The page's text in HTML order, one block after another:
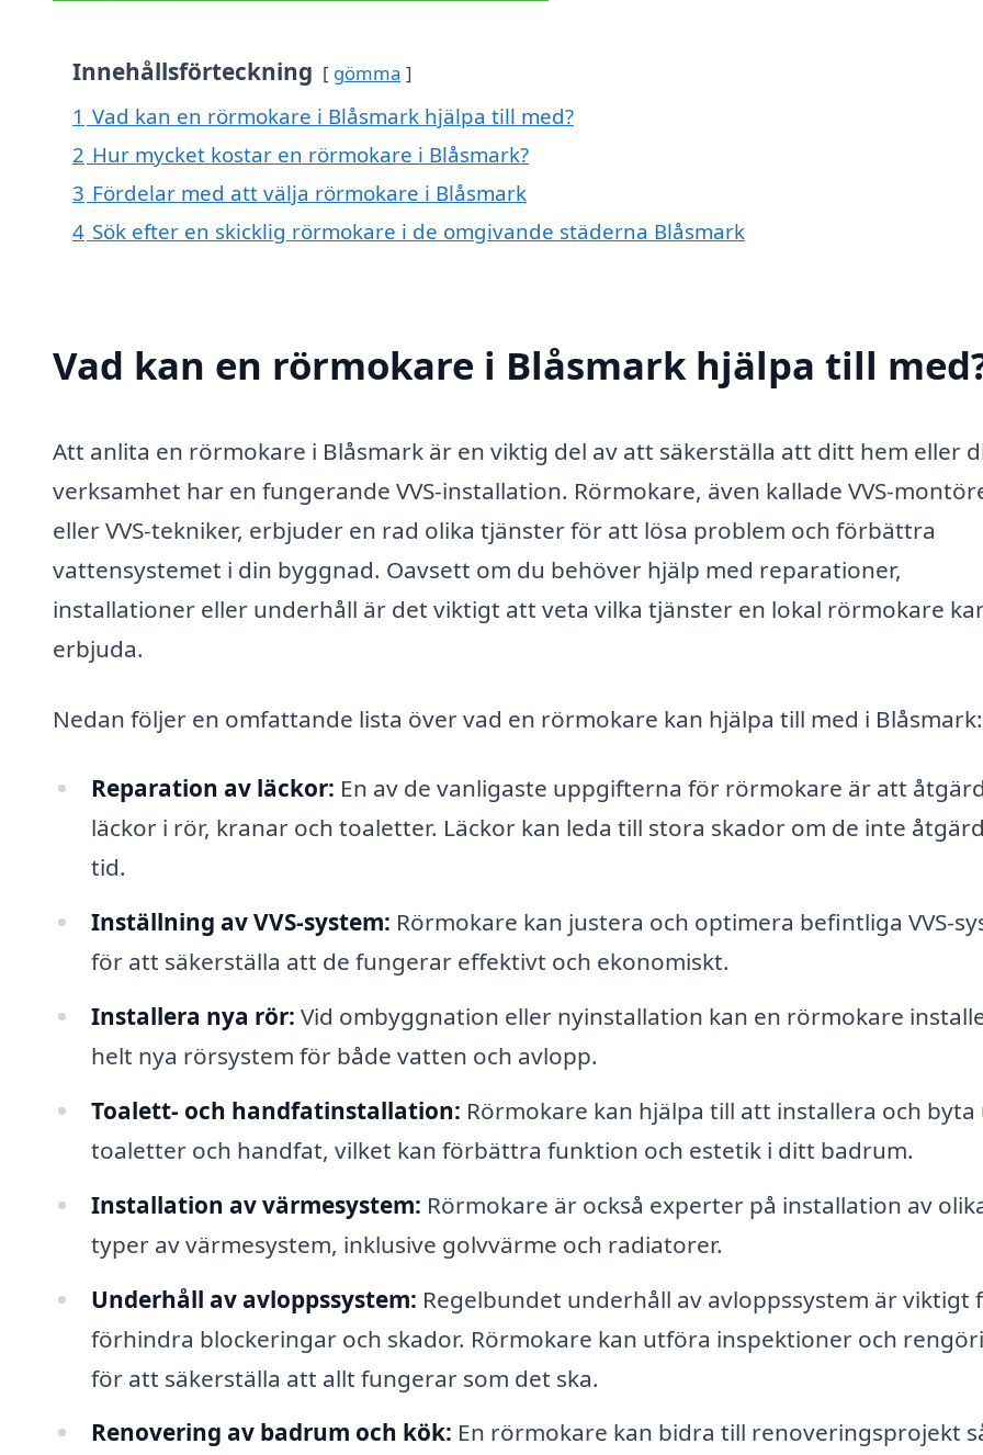
Innehållsförteckning gömma
1 Vad kan en rörmokare i Blåsmark hjälpa till med?
2 Hur mycket kostar en rörmokare i Blåsmark?
3 Fördelar med att välja rörmokare i Blåsmark
4 Sök efter en skicklig rörmokare i de omgivande städerna Blåsmark
Vad kan en rörmokare i Blåsmark hjälpa till
Att anlita en rörmokare i Blåsmark är en viktig del av att säkerställa att ditt hem eller
verksamhet har en fungerande VVS-installation. Rörmokare, även kallade VVS-
eller VVS-tekniker, erbjuder en rad olika tjänster för att lösa problem och förbättra
vattensystemet i din byggnad. Oavsett om du behöver hjälp med reparationer,
installationer eller underhåll är det viktigt att veta vilka tjänster en lokal rörmokare
erbjuda.
Nedan följer en omfattande lista över vad en rörmokare kan hjälpa till med i Blåsmark:
Reparation av läckor: En av de vanligaste uppgifterna för rörmokare är att
läckor i rör, kranar och toaletter. Läckor kan leda till stora skador om de inte
tid.
Inställning av VVS-system: Rörmokare kan justera och optimera befintliga VVS-
för att säkerställa att de fungerar effektivt och ekonomiskt.
Installera nya rör: Vid ombyggnation eller nyinstallation kan en rörmokare
helt nya rörsystem för både vatten och avlopp.
Toalett- och handfatinstallation: Rörmokare kan hjälpa till att installera och byta
toaletter och handfat, vilket kan förbättra funktion och estetik i ditt badrum.
Installation av värmesystem: Rörmokare är också experter på installation av
typer av värmesystem, inklusive golvvärme och radiatorer.
Underhåll av avloppssystem: Regelbundet underhåll av avloppssystem är viktigt
förhindra blockeringar och skador. Rörmokare kan utföra inspektioner och
för att säkerställa att allt fungerar som det ska.
Renovering av badrum och kök: En rörmokare kan bidra till renoveringsprojekt